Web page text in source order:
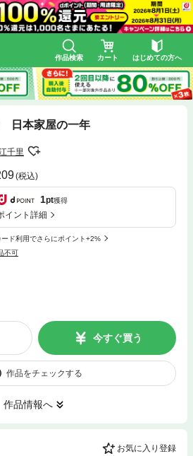
作品検索 カート はじめての方へ
本家屋の一年
千里
(税込)
1pt獲得
イント詳細
ード利用でさらにポイント+2%
不可
今すぐ買う
作品をチェックする
作品情報へ
お気に入り登録